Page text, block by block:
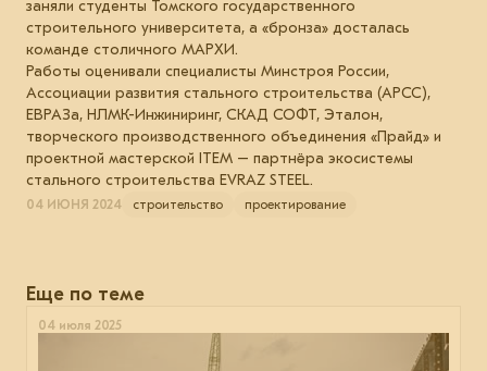
заняли студенты Томского государственного
строительного университета, а «бронза» досталась
команде столичного МАРХИ.
Работы оценивали специалисты Минстроя России,
Ассоциации развития стального строительства (АРСС),
ЕВРАЗа, НЛМК-Инжиниринг, СКАД СОФТ, Эталон,
творческого производственного объединения «Прайд» и
проектной мастерской ITEM – партнёра экосистемы
стального строительства EVRAZ STEEL.
04 ИЮНЯ 2024 строительство проектирование
Еще по теме
04 июля 2025